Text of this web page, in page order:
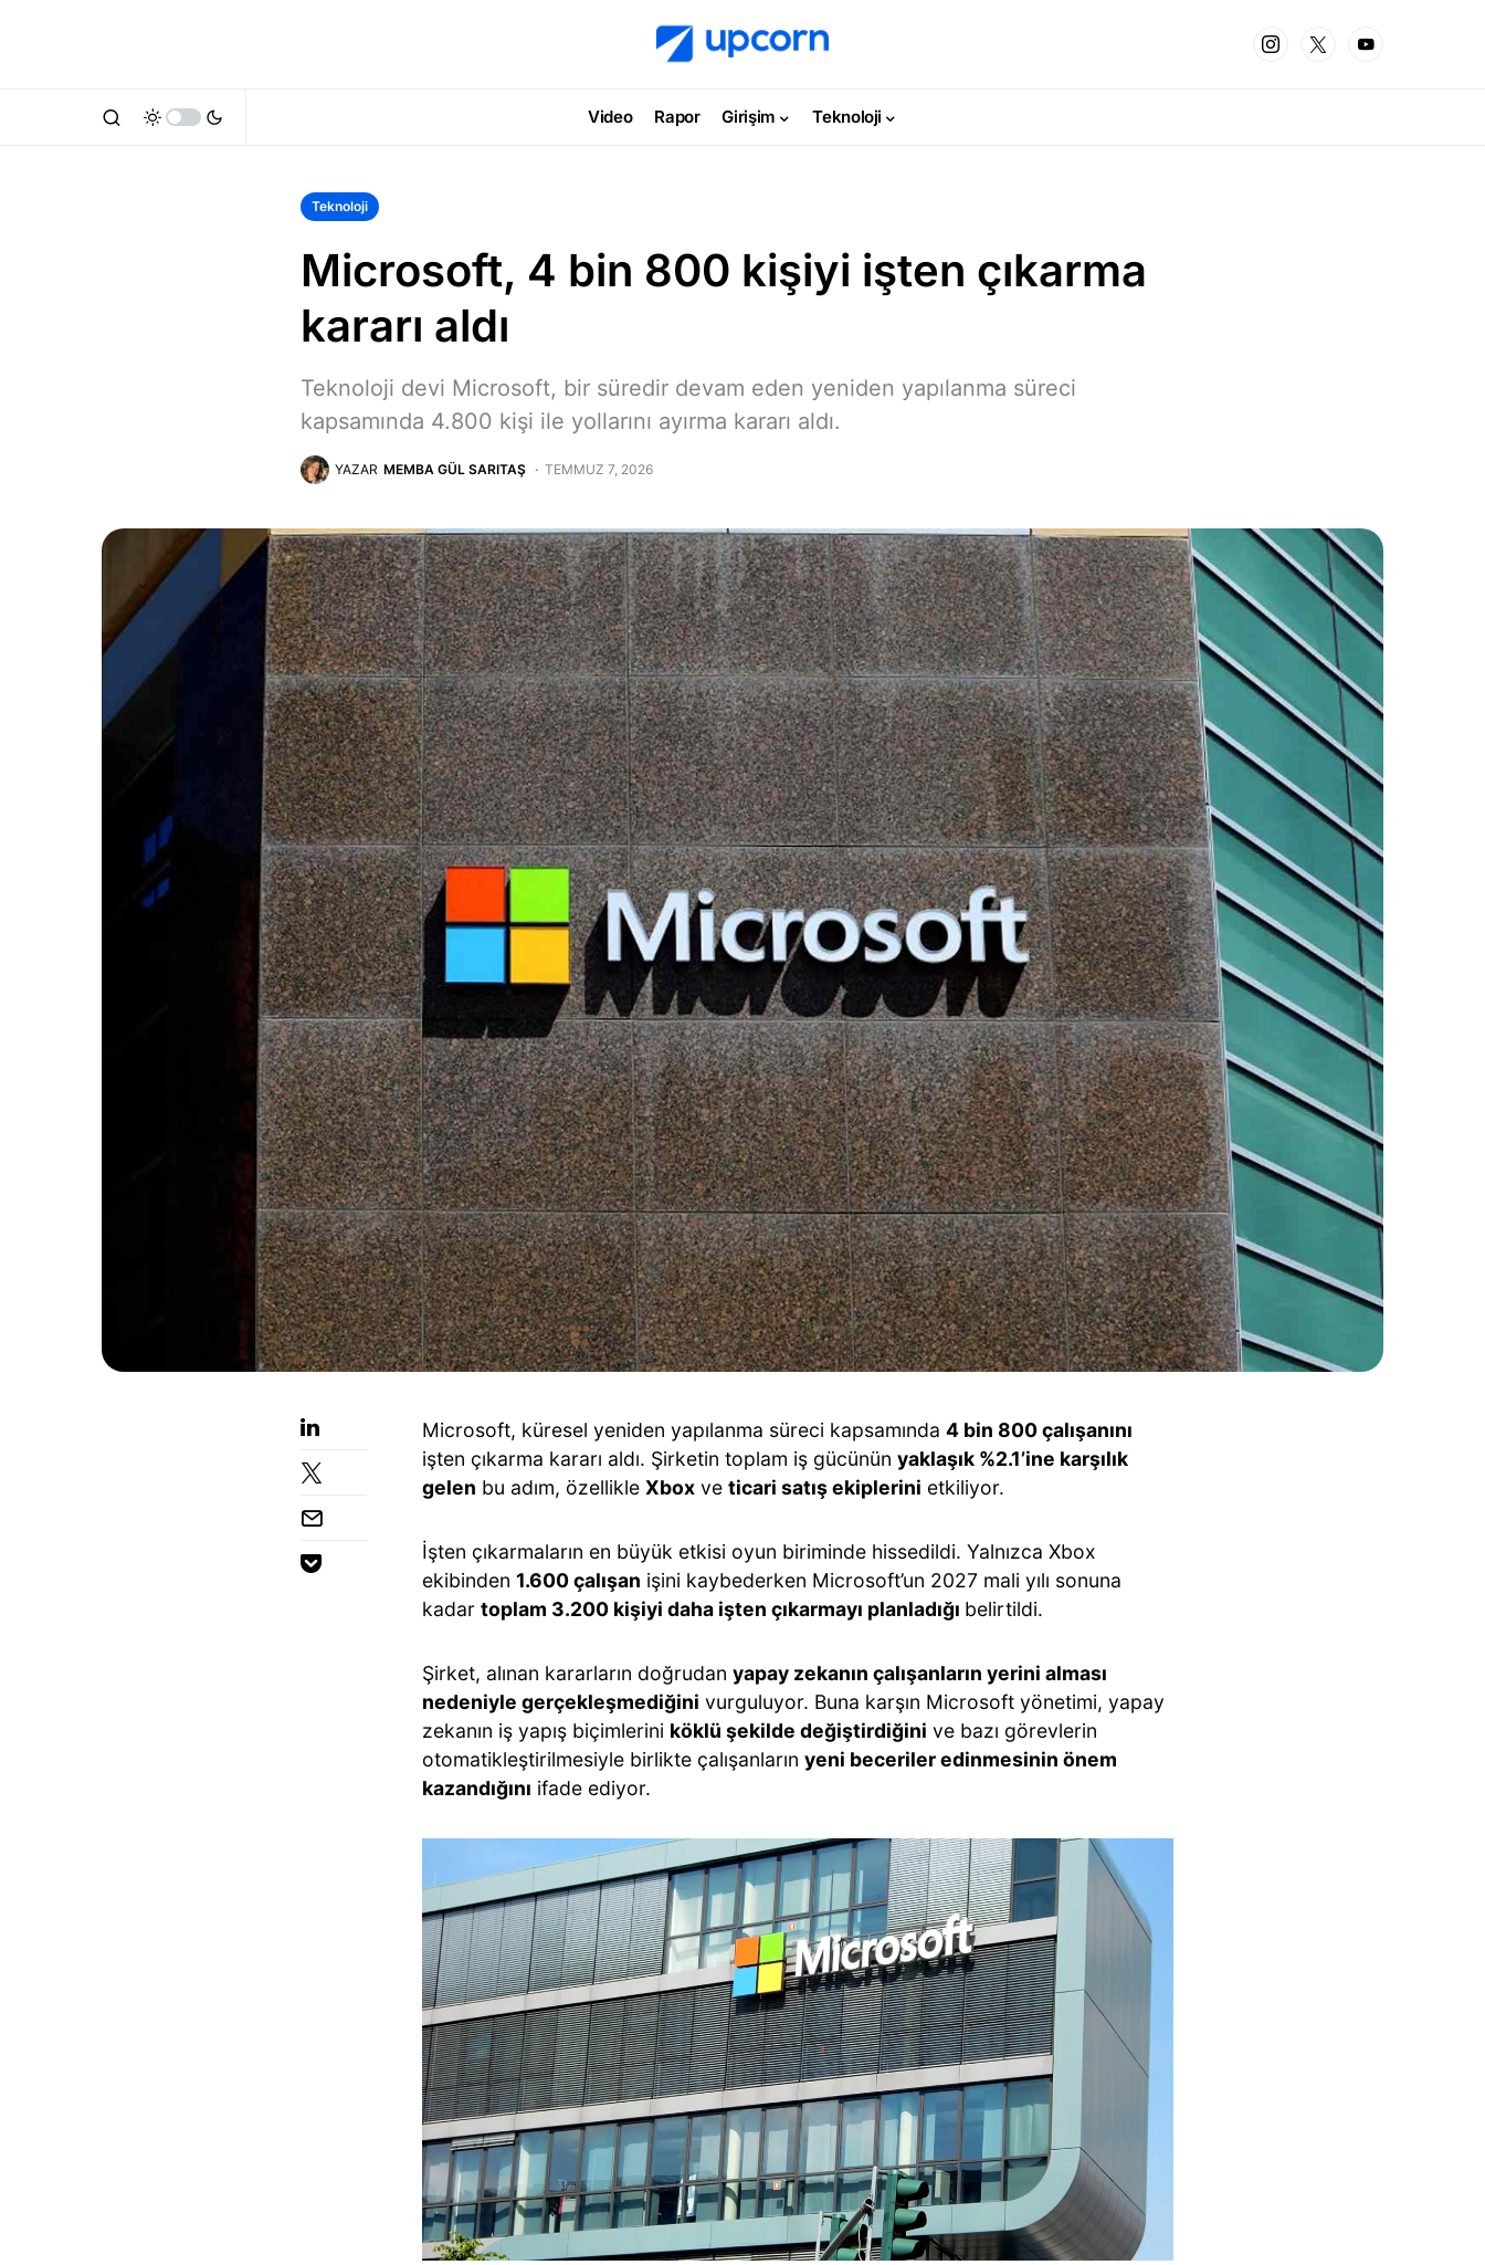
Video Rapor Girişim Teknoloji
Teknoloji
Microsoft, 4 bin 800 kişiyi işten çıkarma
kararı aldı
Teknoloji devi Microsoft, bir süredir devam eden yeniden yapılanma süreci
kapsamında 4.800 kişi ile yollarını ayırma kararı aldı.
YAZAR MEMBA GÜL SARITAŞ TEMMUZ 7, 2026
Microsoft, küresel yeniden yapılanma süreci kapsamında 4 bin 800 çalışanını
işten çıkarma kararı aldı. Şirketin toplam iş gücünün yaklaşık %2.1’ine karşılık
gelen bu adım, özellikle Xbox ve ticari satış ekiplerini etkiliyor.
İşten çıkarmaların en büyük etkisi oyun biriminde hissedildi. Yalnızca Xbox
ekibinden 1.600 çalışan işini kaybederken Microsoft’un 2027 mali yılı sonuna
kadar toplam 3.200 kişiyi daha işten çıkarmayı planladığı belirtildi.
Şirket, alınan kararların doğrudan yapay zekanın çalışanların yerini alması
nedeniyle gerçekleşmediğini vurguluyor. Buna karşın Microsoft yönetimi, yapay
zekanın iş yapış biçimlerini köklü şekilde değiştirdiğini ve bazı görevlerin
otomatikleştirilmesiyle birlikte çalışanların yeni beceriler edinmesinin önem
kazandığını ifade ediyor.